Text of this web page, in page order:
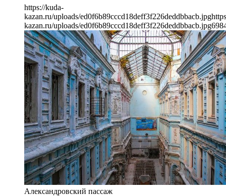
https://kuda-
kazan.ru/uploads/ed0f6b89cccd18deff3f226deddbbacb.jpg
kazan.ru/uploads/ed0f6b89cccd18deff3f226deddbbacb.jpg698
Александровский пассаж